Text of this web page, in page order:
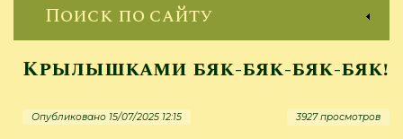
Поиск по сайту
Крылышками бяк-бяк-бяк-бяк!
Опубликовано 15/07/2025 12:15 3927 просмотров